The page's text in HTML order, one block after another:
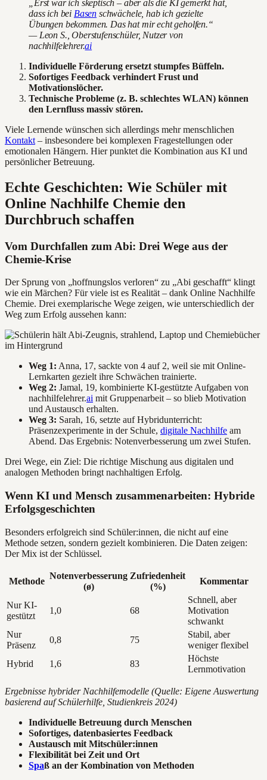
„Erst war ich skeptisch – aber als die KI gemerkt hat,
dass ich bei Basen schwächele, hab ich gezielte
Übungen bekommen. Das hat mir echt geholfen.“
— Leon S., Oberstufenschüler, Nutzer von
nachhilfelehrer.ai
Individuelle Förderung ersetzt stumpfes Büffeln.
Sofortiges Feedback verhindert Frust und
Motivationslöcher.
Technische Probleme (z. B. schlechtes WLAN) können
den Lernfluss massiv stören.
Viele Lernende wünschen sich allerdings mehr menschlichen
Kontakt – insbesondere bei komplexen Fragestellungen oder
emotionalen Hängern. Hier punktet die Kombination aus KI und
persönlicher Betreuung.
Echte Geschichten: Wie Schüler mit
Online Nachhilfe Chemie den
Durchbruch schaffen
Vom Durchfallen zum Abi: Drei Wege aus der
Chemie-Krise
Der Sprung von „hoffnungslos verloren“ zu „Abi geschafft“ klingt
wie ein Märchen? Für viele ist es Realität – dank Online Nachhilfe
Chemie. Drei exemplarische Wege zeigen, wie unterschiedlich der
Weg zum Erfolg aussehen kann:
Weg 1: Anna, 17, sackte von 4 auf 2, weil sie mit Online-
Lernkarten gezielt ihre Schwächen trainierte.
Weg 2: Jamal, 19, kombinierte KI-gestützte Aufgaben von
nachhilfelehrer.ai mit Gruppenarbeit – so blieb Motivation
und Austausch erhalten.
Weg 3: Sarah, 16, setzte auf Hybridunterricht:
Präsenzexperimente in der Schule, digitale Nachhilfe am
Abend. Das Ergebnis: Notenverbesserung um zwei Stufen.
Drei Wege, ein Ziel: Die richtige Mischung aus digitalen und
analogen Methoden bringt nachhaltigen Erfolg.
Wenn KI und Mensch zusammenarbeiten: Hybride
Erfolgsgeschichten
Besonders erfolgreich sind Schüler:innen, die nicht auf eine
Methode setzen, sondern gezielt kombinieren. Die Daten zeigen:
Der Mix ist der Schlüssel.
Methode
Notenverbesserung
(ø)
Zufriedenheit
(%)
Kommentar
Nur KI-
gestützt
1,0 68
Schnell, aber
Motivation
schwankt
Nur
Präsenz
0,8 75
Stabil, aber
weniger flexibel
Hybrid
1,6 83
Höchste
Lernmotivation
Ergebnisse hybrider Nachhilfemodelle (Quelle: Eigene Auswertung
basierend auf Schülerhilfe, Studienkreis 2024)
Individuelle Betreuung durch Menschen
Sofortiges, datenbasiertes Feedback
Austausch mit Mitschüler:innen
Flexibilität bei Zeit und Ort
Spaß an der Kombination von Methoden